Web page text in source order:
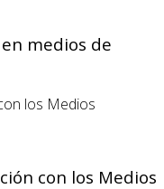
medios de
con los Medios